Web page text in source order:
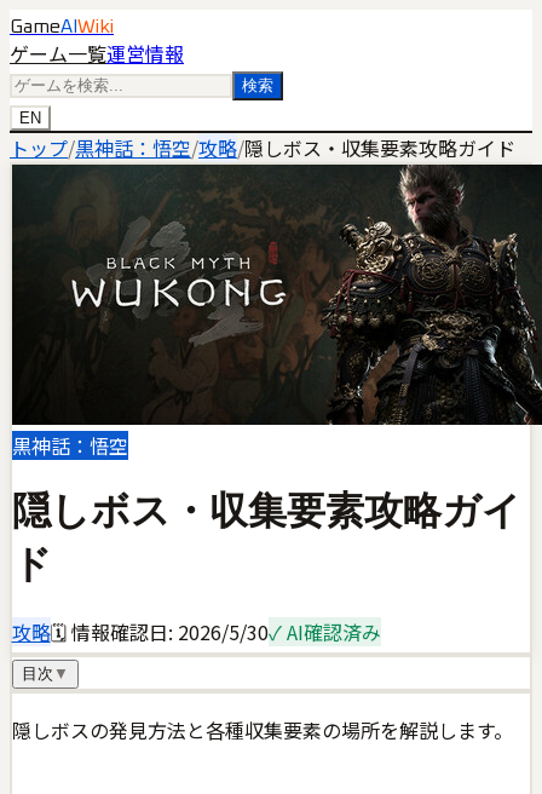
GameAI Wiki
ゲーム一覧運営情報
検索
EN
トップ/黒神話：悟空/攻略/隠しボス・収集要素攻略ガイド
黒神話：悟空
隠しボス・収集要素攻略ガイ
ド
攻略🗓 情報確認日: 2026/5/30✓ AI確認済み
目次 ▼
隠しボスの発見方法と各種収集要素の場所を解説します。